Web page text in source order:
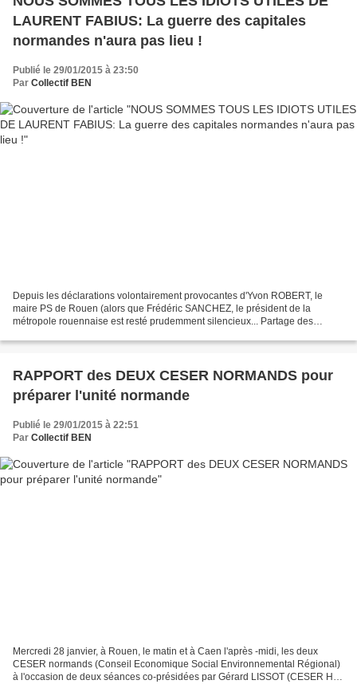
LAURENT FABIUS: La guerre des capitales
normandes n'aura pas lieu !
Publié le 29/01/2015 à 23:50
Par Collectif BEN
Depuis les déclarations volontairement provocantes d'Yvon ROBERT, le
maire PS de Rouen (alors que Frédéric SANCHEZ, le président de la
métropole rouennaise est resté prudemment silencieux... Partage des
RAPPORT des DEUX CESER NORMANDS pour
préparer l'unité normande
Publié le 29/01/2015 à 22:51
Par Collectif BEN
Mercredi 28 janvier, à Rouen, le matin et à Caen l'après -midi, les deux
CESER normands (Conseil Economique Social Environnemental Régional)
à l'occasion de deux séances co-présidées par Gérard LISSOT (CESER HN)